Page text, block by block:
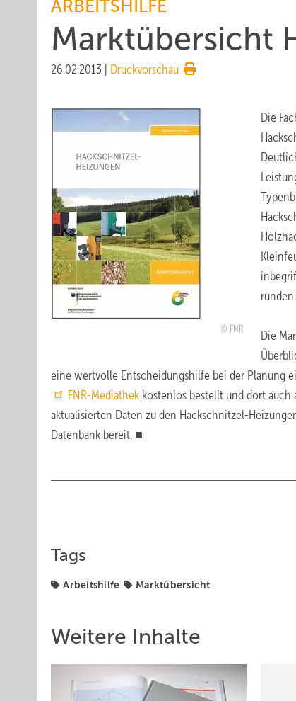
ARBEITSHILFE
Marktübersicht
26.02.2013 Druckvorschau
FNR
Die
Die
eine wertvolle Entscheidungshilfe bei der Planung
FNR-Mediathek kostenlos bestellt und dort auch
aktualisierten Daten zu den Hackschnitzel-
Datenbank bereit. ■
Tags
Arbeitshilfe Marktübersicht
Weitere Inhalte